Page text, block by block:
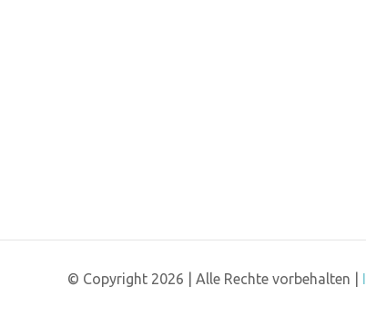
© Copyright 2026 | Alle Rechte vorbehalten |